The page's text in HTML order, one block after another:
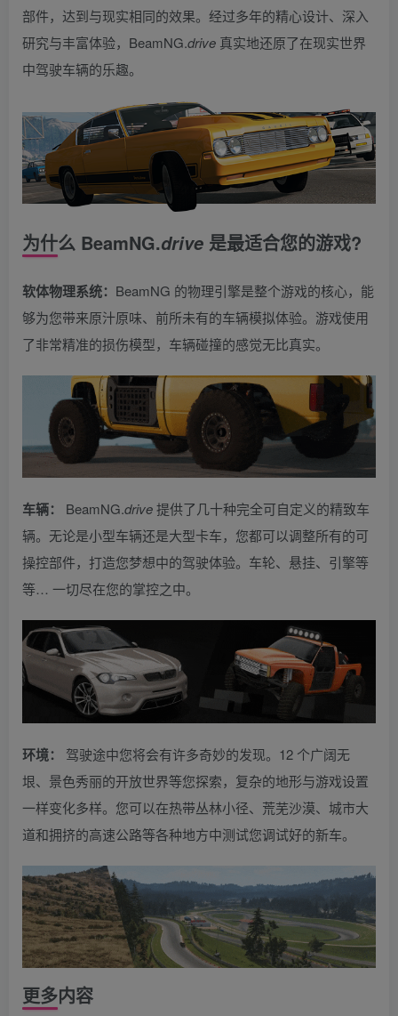
部件，达到与现实相同的效果。经过多年的精心设计、深入
研究与丰富体验，BeamNG.drive 真实地还原了在现实世界
中驾驶车辆的乐趣。
为什么 BeamNG.drive 是最适合您的游戏?
软体物理系统： BeamNG 的物理引擎是整个游戏的核心，能
够为您带来原汁原味、前所未有的车辆模拟体验。游戏使用
了非常精准的损伤模型，车辆碰撞的感觉无比真实。
车辆： BeamNG.drive提供了几十种完全可自定义的精致车
辆。无论是小型车辆还是大型卡车，您都可以调整所有的可
操控部件，打造您梦想中的驾驶体验。车轮、悬挂、引擎等
等… 一切尽在您的掌控之中。
环境：
驾驶途中您将会有许多奇妙的发现。12 个广阔无
垠、景色秀丽的开放世界等您探索，复杂的地形与游戏设置
一样变化多样。您可以在热带丛林小径、荒芜沙漠、城市大
道和拥挤的高速公路等各种地方中测试您调试好的新车。
更多内容